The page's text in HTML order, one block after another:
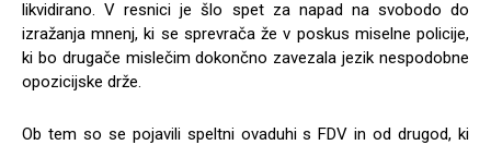
likvidirano. V resnici je šlo spet za napad na svobodo do
izražanja mnenj, ki se sprevrača že v poskus miselne policije,
ki bo drugače mislečim dokončno zavezala jezik nespodobne
opozicijske drže.
Ob tem so se pojavili speltni ovaduhi s FDV in od drugod, ki